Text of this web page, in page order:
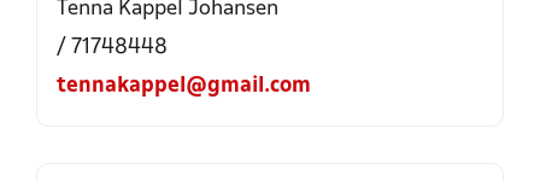
Tenna Kappel Johansen
/ 71748448
tennakappel@gmail.com